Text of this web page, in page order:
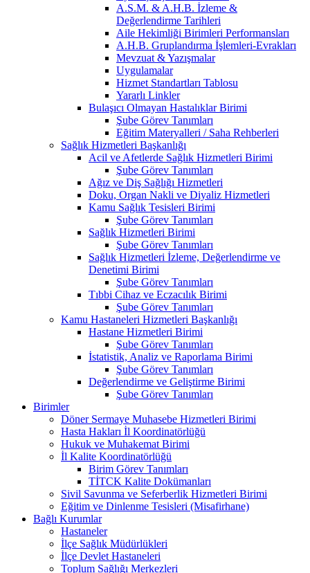
A.S.M. & A.H.B. İzleme &
Değerlendirme Tarihleri
Aile Hekimliği Birimleri Performansları
A.H.B. Gruplandırma İşlemleri-Evrakları
Mevzuat & Yazışmalar
Uygulamalar
Hizmet Standartları Tablosu
Yararlı Linkler
Bulaşıcı Olmayan Hastalıklar Birimi
Şube Görev Tanımları
Eğitim Materyalleri / Saha Rehberleri
Sağlık Hizmetleri Başkanlığı
Acil ve Afetlerde Sağlık Hizmetleri Birimi
Şube Görev Tanımları
Ağız ve Diş Sağlığı Hizmetleri
Doku, Organ Nakli ve Diyaliz Hizmetleri
Kamu Sağlık Tesisleri Birimi
Şube Görev Tanımları
Sağlık Hizmetleri Birimi
Şube Görev Tanımları
Sağlık Hizmetleri İzleme, Değerlendirme ve
Denetimi Birimi
Şube Görev Tanımları
Tıbbi Cihaz ve Eczacılık Birimi
Şube Görev Tanımları
Kamu Hastaneleri Hizmetleri Başkanlığı
Hastane Hizmetleri Birimi
Şube Görev Tanımları
İstatistik, Analiz ve Raporlama Birimi
Şube Görev Tanımları
Değerlendirme ve Geliştirme Birimi
Şube Görev Tanımları
Birimler
Döner Sermaye Muhasebe Hizmetleri Birimi
Hasta Hakları İl Koordinatörlüğü
Hukuk ve Muhakemat Birimi
İl Kalite Koordinatörlüğü
Birim Görev Tanımları
TİTCK Kalite Dokümanları
Sivil Savunma ve Seferberlik Hizmetleri Birimi
Eğitim ve Dinlenme Tesisleri (Misafirhane)
Bağlı Kurumlar
Hastaneler
İlçe Sağlık Müdürlükleri
İlçe Devlet Hastaneleri
Toplum Sağlığı Merkezleri